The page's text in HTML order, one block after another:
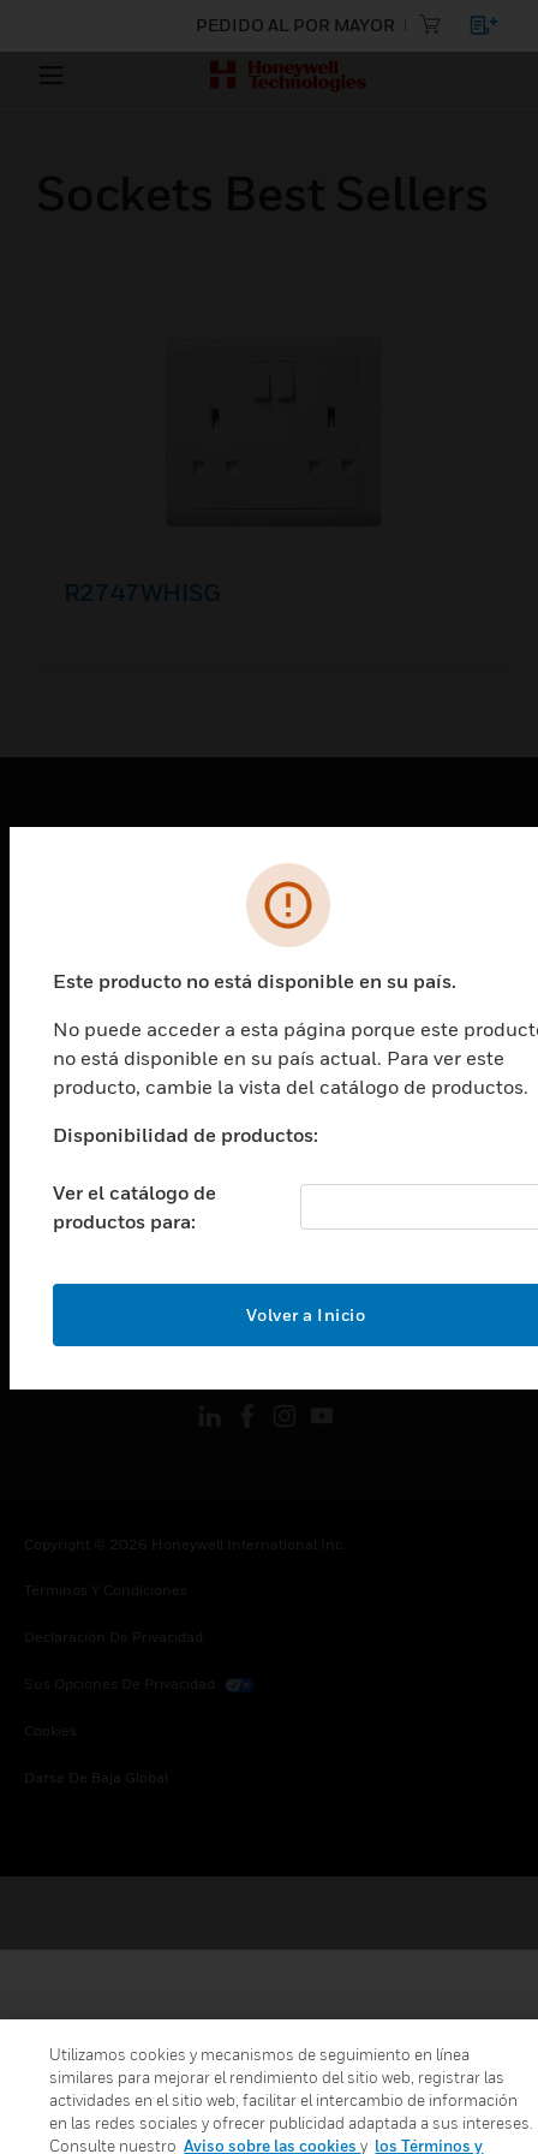
PEDIDO AL POR MAYOR
R2747WHISG
ASISTENCIA
Cambiar vista
CARRERAS PROFESIONALES
Cambiar vista
Cambiar vista
CONTACTO
LEGAL
SÍGANOS
Copyright © 2026 Honeywell International Inc.
Términos Y Condiciones
Declaración De Privacidad
Sus Opciones De Privacidad
Cookies
Darse De Baja Global
Este producto no está disponible en su país.
No puede acceder a esta página porque este
no está disponible en su país actual. Para ver este
producto, cambie la vista del catálogo de productos.
Disponibilidad de productos:
Ver el catálogo de
productos para:
Volver a Inicio
Utilizamos cookies y mecanismos de seguimiento en línea
similares para mejorar el rendimiento del sitio web, registrar las
actividades en el sitio web, facilitar el intercambio de información
en las redes sociales y ofrecer publicidad adaptada a sus intereses.
Consulte nuestro Aviso sobre las cookiesy los Términos y